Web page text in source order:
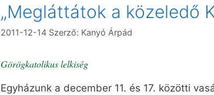
„Megláttátok a közeledő
2011-12-14 Szerző: Kanyó Árpád
Görögkatolikus lelkiség
Egyházunk a december 11. és 17. közötti